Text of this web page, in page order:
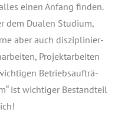
einen Anfang fin­den.
dem Dua­len Stu­di­um,
aber auch dis­zi­pli­nier­
Pro­jekt­ar­bei­ten
Betriebs­auf­trä­
ist wich­ti­ger Bestand­teil